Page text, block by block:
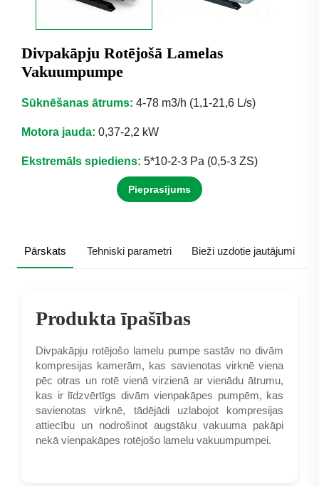
Divpakāpju Rotējošā Lamelas
Vakuumpumpe
Sūknēšanas ātrums: 4-78 m3/h (1,1-21,6 L/s)
Motora jauda: 0,37-2,2 kW
Ekstremāls spiediens: 5*10-2-3 Pa (0,5-3 ZS)
Pieprasījums
Pārskats Tehniski parametri Bieži uzdotie jautājumi
Produkta īpašības
Divpakāpju rotējošo lamelu pumpe sastāv no divām
kompresijas kamerām, kas savienotas virknē viena
pēc otras un rotē vienā virzienā ar vienādu ātrumu,
kas ir līdzvērtīgs divām vienpakāpes pumpēm, kas
savienotas virknē, tādējādi uzlabojot kompresijas
attiecību un nodrošinot augstāku vakuuma pakāpi
nekā vienpakāpes rotējošo lamelu vakuumpumpei.